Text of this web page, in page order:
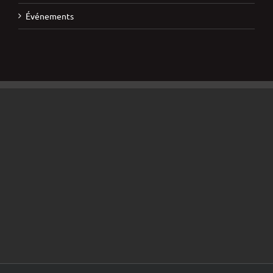
Événements